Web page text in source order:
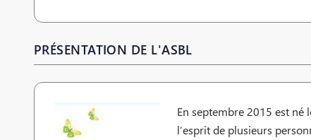
PRÉSENTATION DE L'ASBL
En septembre 2015 est né
l’esprit de plusieurs